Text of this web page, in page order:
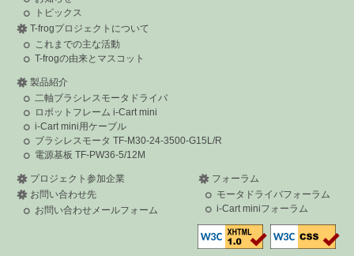
> 背面全体の画像は、古いボード(端子位置が異なる)
> 結果: 基盤の印字"Motor1"・"Motor2"を、それぞれ右・左と仮
定し、接続し稼動を確認
>
> (3) サーキットプロテクター(スイッチ)
> 課題: サーキットプロテクターが納品待ち
> 結果: スイッチとヒューズを組み合わせて自作
>
> (4) モーターボードのファームウェアアップデート
> 課題: そのままでは、ソケットの左右極性が逆で、走行方向
が逆になる
> ※ 説明書にある googlecode.comからsam-ba(焼込ツール)が
配布されていない
> ※ Winから焼いても更新されない
す)
> 結果: ソケットを挿し替えて走行できることを確認
> ※ 制御用ソケットのみ挿し替え、エンコーダー用ソケットは
変えずに
トピックス
T-frogプロジェクトについて
これまでの主な活動
T-frogの由来とマスコット
製品紹介
二軸ブラシレスモータドライバ
ロボットフレーム i-Cart mini
i-Cart mini用ケーブル
ブラシレスモータ TF-M30-24-3500-G15L/R
電源基板 TF-PW36-5/12M
プロジェクト参加企業
お問い合わせ先
お問い合わせメールフォーム
フォーラム
モータドライバフォーラム
i-Cart miniフォーラム